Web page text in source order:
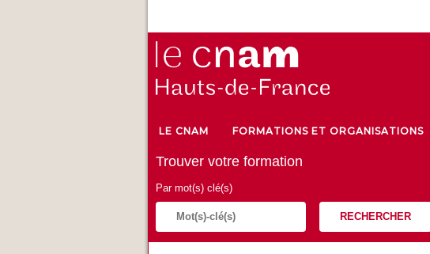
LE CNAM FORMATIONS ET ORGANISATIONS
Trouver votre formation
Par mot(s) clé(s)
RECHERCHER